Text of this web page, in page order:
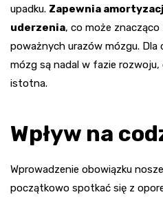
upadku. Zapewnia
uderzenia, co może
poważnych urazów mózgu. Dla
mózg są nadal w fazie
istotna.
Wpływ na
Wprowadzenie obowiązku
początkowo spotkać się z